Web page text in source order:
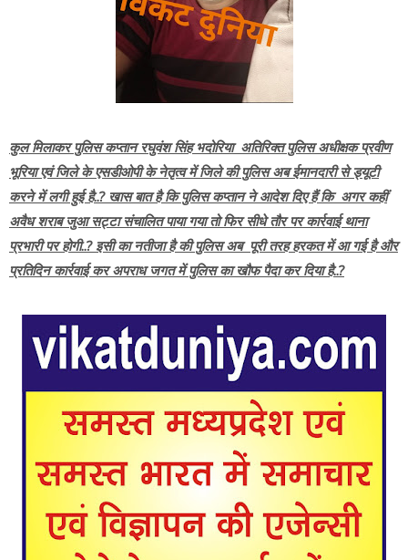
कुल मिलाकर पुलिस कप्तान रघुवंश सिंह भदोरिया अतिरिक्त पुलिस अधीक्षक प्रवीण
भूरिया एवं जिले के एसडीओपी के नेतृत्व में जिले की पुलिस अब ईमानदारी से ड्यूटी
करने में लगी हुई है..? खास बात है कि पुलिस कप्तान ने आदेश दिए हैं कि अगर कहीं
अवैध शराब जुआ सट्टा संचालित पाया गया तो फिर सीधे तौर पर कार्रवाई थाना
प्रभारी पर होगी..? इसी का नतीजा है की पुलिस अब पूरी तरह हरकत में आ गई है और
प्रतिदिन कार्रवाई कर अपराध जगत में पुलिस का खौफ पैदा कर दिया है..?